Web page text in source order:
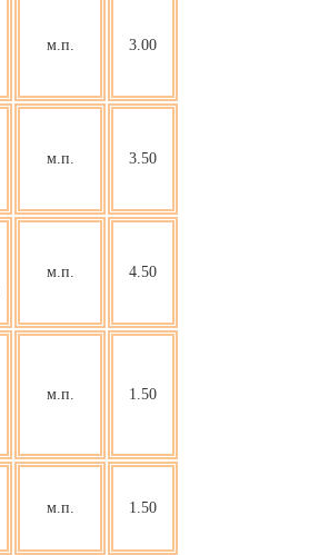
м.п. 3.00
м.п. 3.50
м.п. 4.50
м.п. 1.50
м.п. 1.50